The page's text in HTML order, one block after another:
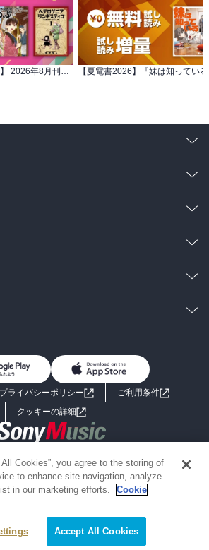
【角川コミックス・エース】 2026年8月刊新刊連動キャンペーン
絞り込み条件を変える
男子向けラノベ
小説
海外小説
SF
グラビア写真集
お問い合わせ
プライバシーポリシー
ご利用条件
クッキーの詳細
Sony Music Entertainment(Japan) Inc.
is for the Japan domestic market only
by
Cookies”, you agree to the storing of
to enhance site navigation, analyze
in our marketing efforts.
Cookie
Accept All Cookies